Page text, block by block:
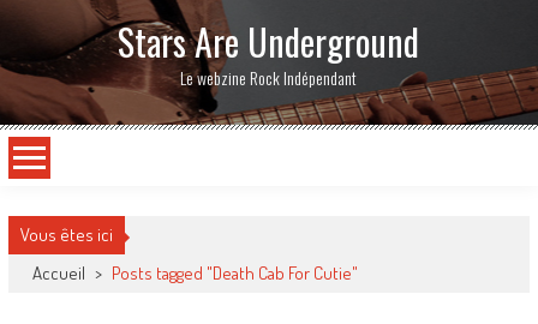
Stars Are Underground
Le webzine Rock Indépendant
Vous êtes ici
Accueil > Posts tagged "Death Cab For Cutie"